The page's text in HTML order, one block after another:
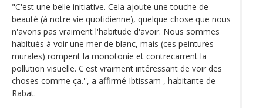
"C'est une belle initiative. Cela ajoute une touche de
beauté (à notre vie quotidienne), quelque chose que nous
n'avons pas vraiment l'habitude d'avoir. Nous sommes
habitués à voir une mer de blanc, mais (ces peintures
murales) rompent la monotonie et contrecarrent la
pollution visuelle. C'est vraiment intéressant de voir des
choses comme ça.'', a affirmé Ibtissam , habitante de
Rabat.